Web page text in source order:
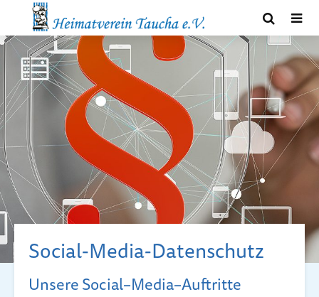
Social-Media-Datenschutz
Unsere Social–Media–Auftritte